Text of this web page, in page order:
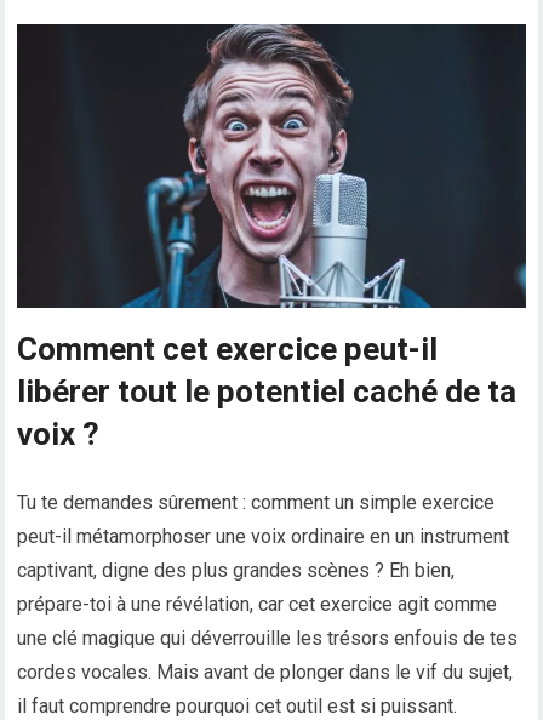
Comment cet exercice peut-il
libérer tout le potentiel caché de ta
voix ?
Tu te demandes sûrement : comment un simple exercice
peut-il métamorphoser une voix ordinaire en un instrument
captivant, digne des plus grandes scènes ? Eh bien,
prépare-toi à une révélation, car cet exercice agit comme
une clé magique qui déverrouille les trésors enfouis de tes
cordes vocales. Mais avant de plonger dans le vif du sujet,
il faut comprendre pourquoi cet outil est si puissant.